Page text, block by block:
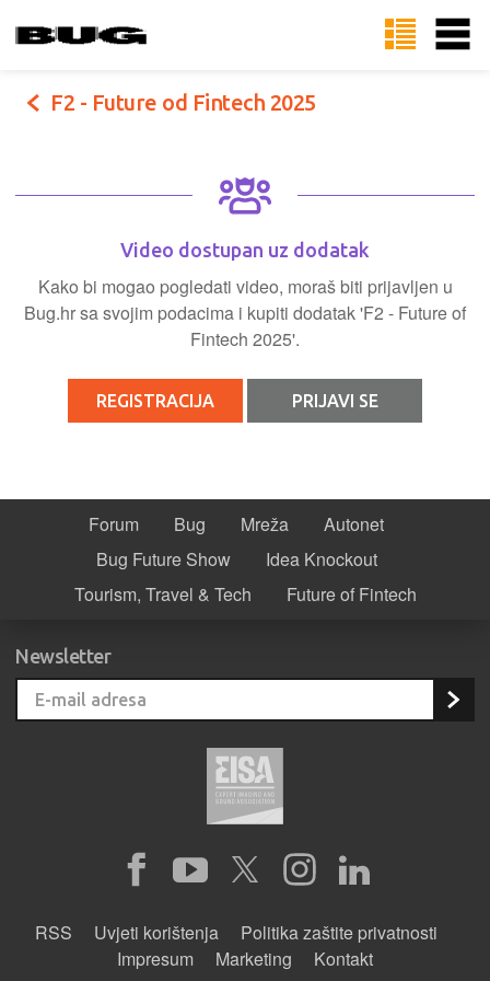
F2 - Future od Fintech 2025
Video dostupan uz dodatak
Kako bi mogao pogledati video, moraš biti prijavljen u
Bug.hr sa svojim podacima i kupiti dodatak 'F2 - Future of
Fintech 2025'.
REGISTRACIJA PRIJAVI SE
Forum Bug Mreža
Autonet
Bug Future Show
Idea Knockout
Tourism, Travel & Tech
Future of Fintech
Newsletter
RSS Uvjeti korištenja
Politika zaštite privatnosti
Impresum
Marketing Kontakt